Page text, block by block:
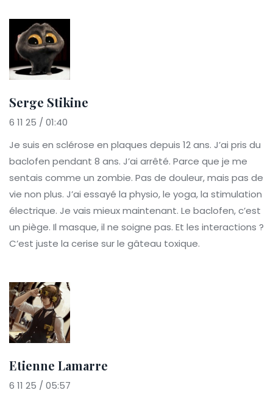
Serge Stikine
6 11 25 / 01:40
Je suis en sclérose en plaques depuis 12 ans. J’ai pris du
baclofen pendant 8 ans. J’ai arrêté. Parce que je me
sentais comme un zombie. Pas de douleur, mais pas de
vie non plus. J’ai essayé la physio, le yoga, la stimulation
électrique. Je vais mieux maintenant. Le baclofen, c’est
un piège. Il masque, il ne soigne pas. Et les interactions ?
C’est juste la cerise sur le gâteau toxique.
Etienne Lamarre
6 11 25 / 05:57